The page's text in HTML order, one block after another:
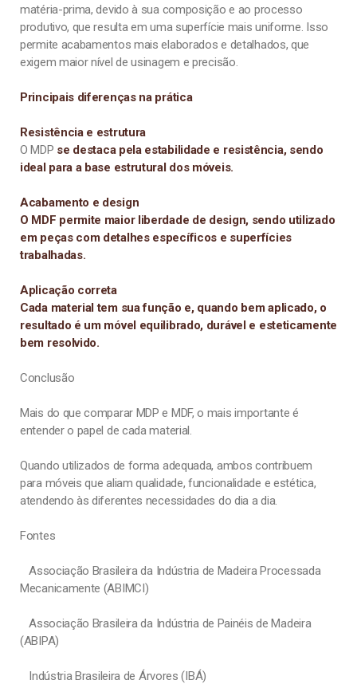
matéria-prima, devido à sua composição e ao processo
produtivo, que resulta em uma superfície mais uniforme. Isso
permite acabamentos mais elaborados e detalhados, que
exigem maior nível de usinagem e precisão.
Principais diferenças na prática
Resistência e estrutura
O MDP se destaca pela estabilidade e resistência, sendo
ideal para a base estrutural dos móveis.
Acabamento e design
O MDF permite maior liberdade de design, sendo utilizado
em peças com detalhes específicos e superfícies
trabalhadas.
Aplicação correta
Cada material tem sua função e, quando bem aplicado, o
resultado é um móvel equilibrado, durável e esteticamente
bem resolvido.
Conclusão
Mais do que comparar MDP e MDF, o mais importante é
entender o papel de cada material.
Quando utilizados de forma adequada, ambos contribuem
para móveis que aliam qualidade, funcionalidade e estética,
atendendo às diferentes necessidades do dia a dia.
Fontes
Associação Brasileira da Indústria de Madeira Processada
Mecanicamente (ABIMCI)
Associação Brasileira da Indústria de Painéis de Madeira
(ABIPA)
Indústria Brasileira de Árvores (IBÁ)